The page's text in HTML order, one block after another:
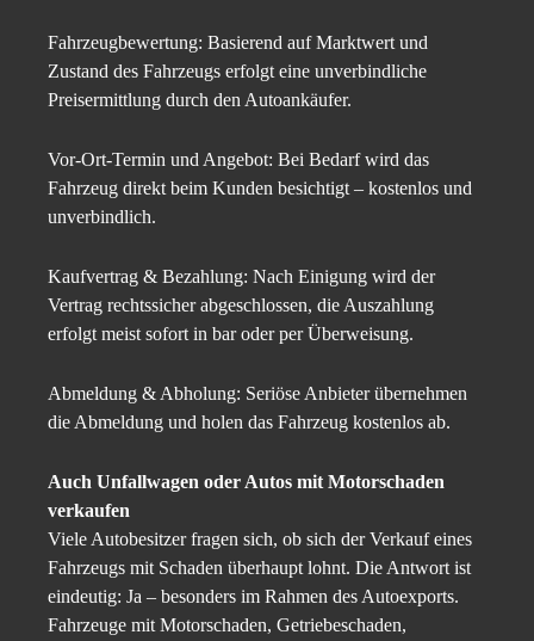
Fahrzeugbewertung: Basierend auf Marktwert und
Zustand des Fahrzeugs erfolgt eine unverbindliche
Preisermittlung durch den Autoankäufer.
Vor-Ort-Termin und Angebot: Bei Bedarf wird das
Fahrzeug direkt beim Kunden besichtigt – kostenlos und
unverbindlich.
Kaufvertrag & Bezahlung: Nach Einigung wird der
Vertrag rechtssicher abgeschlossen, die Auszahlung
erfolgt meist sofort in bar oder per Überweisung.
Abmeldung & Abholung: Seriöse Anbieter übernehmen
die Abmeldung und holen das Fahrzeug kostenlos ab.
Auch Unfallwagen oder Autos mit Motorschaden
verkaufen
Viele Autobesitzer fragen sich, ob sich der Verkauf eines
Fahrzeugs mit Schaden überhaupt lohnt. Die Antwort ist
eindeutig: Ja – besonders im Rahmen des Autoexports.
Fahrzeuge mit Motorschaden, Getriebeschaden,